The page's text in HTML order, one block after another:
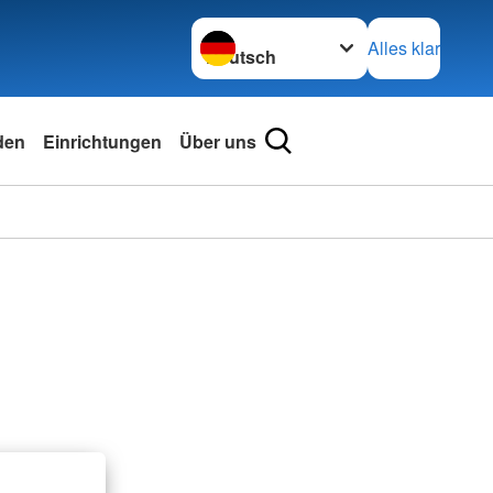
Sprache wechseln zu
Alles klar
Einrichtungen Über uns